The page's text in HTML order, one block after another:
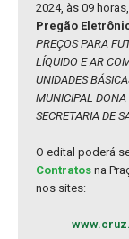
2024, às 09
Pregão
PREÇOS PARA
LÍQUIDO E AR
UNIDADES
MUNICIPAL
SECRETARIA DE
O edital poderá
Contratos na
nos sites: